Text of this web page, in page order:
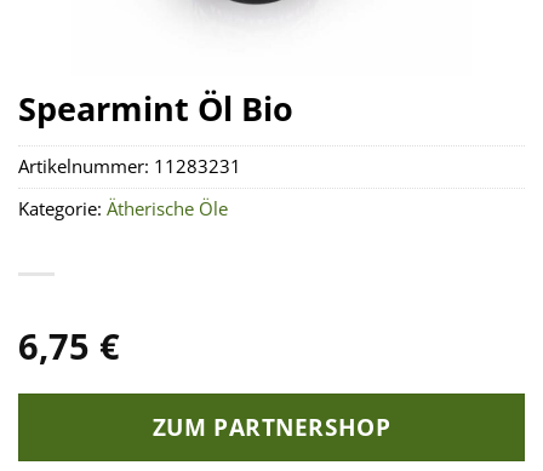
Spearmint Öl Bio
6,75 €
ZUM PARTNERSHOP
Artikelnummer: 11283231
Kategorie: Ätherische Öle